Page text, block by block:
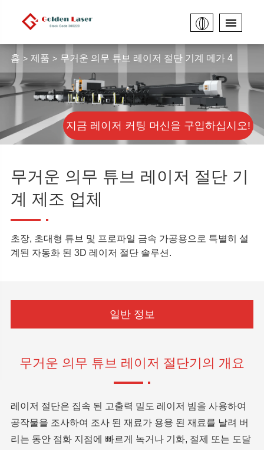
홈 제품 무거운 의무 튜브 레이저 절단 기계 메가 4
무거운 의무 튜브 레이저 절단 기
계 제조 업체
초장, 초대형 튜브 및 프로파일 금속 가공용으로 특별히 설
계된 자동화 된 3D 레이저 절단 솔루션.
지금 레이저 커팅 머신을 구입하십시오!
일반 정보
무거운 의무 튜브 레이저 절단기의 개요
레이저 절단은 집속 된 고출력 밀도 레이저 빔을 사용하여
공작물을 조사하여 조사 된 재료가 용융 된 재료를 날려 버
리는 동안 점화 지점에 빠르게 녹거나 기화, 절제 또는 도달